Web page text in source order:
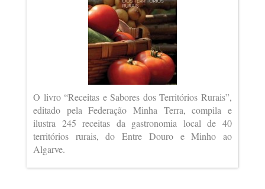
O livro “Receitas e Sabores dos Territórios Rurais”,
editado pela Federação Minha Terra, compila e
ilustra 245 receitas da gastronomia local de 40
territórios rurais, do Entre Douro e Minho ao
Algarve.